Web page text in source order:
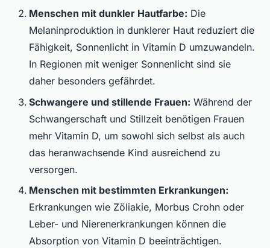
Menschen mit dunkler Hautfarbe: Die
Melaninproduktion in dunklerer Haut reduziert die
Fähigkeit, Sonnenlicht in Vitamin D umzuwandeln.
In Regionen mit weniger Sonnenlicht sind sie
daher besonders gefährdet.
Schwangere und stillende Frauen: Während der
Schwangerschaft und Stillzeit benötigen Frauen
mehr Vitamin D, um sowohl sich selbst als auch
das heranwachsende Kind ausreichend zu
versorgen.
Menschen mit bestimmten Erkrankungen:
Erkrankungen wie Zöliakie, Morbus Crohn oder
Leber- und Nierenerkrankungen können die
Absorption von Vitamin D beeinträchtigen.